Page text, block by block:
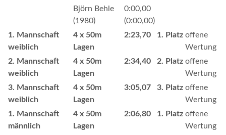
Björn Behle
(1980)
0:00,00
(0:00,00)
1. Mannschaft
weiblich
4 x 50m
Lagen
2:23,70 1. Platz offene
Wertung
2. Mannschaft
weiblich
4 x 50m
Lagen
2:34,40 2. Platz offene
Wertung
3. Mannschaft
weiblich
4 x 50m
Lagen
3:05,07 3. Platz offene
Wertung
1. Mannschaft
männlich
4 x 50m
Lagen
2:06,80 1. Platz offene
Wertung